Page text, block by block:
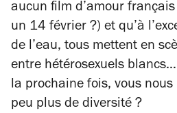
aucun film d’amour
un 14 février ?) et qu’à
de l’eau, tous mettent en
entre hétérosexuels
la prochaine fois, vous
peu plus de diversité ?